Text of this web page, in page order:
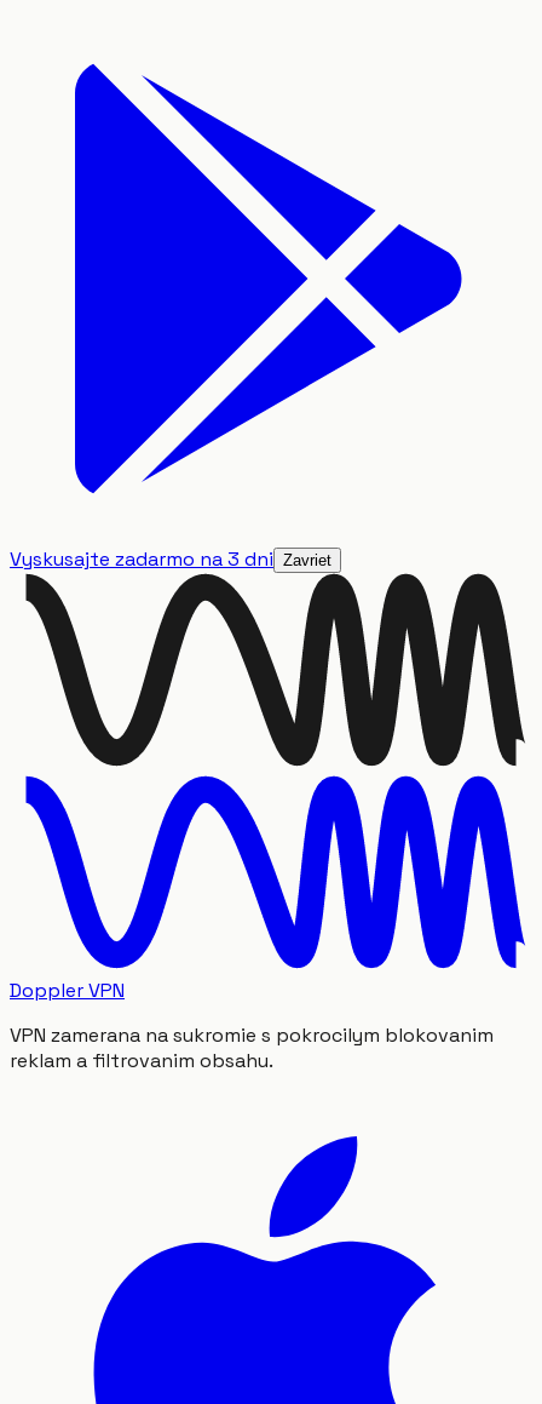
Vyskusajte zadarmo na 3 dni Zavriet
Doppler VPN
VPN zamerana na sukromie s pokrocilym blokovanim
reklam a filtrovanim obsahu.